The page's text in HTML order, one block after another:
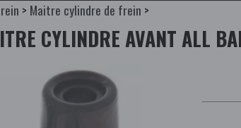
> Maitre cylindre de frein >
CYLINDRE AVANT ALL